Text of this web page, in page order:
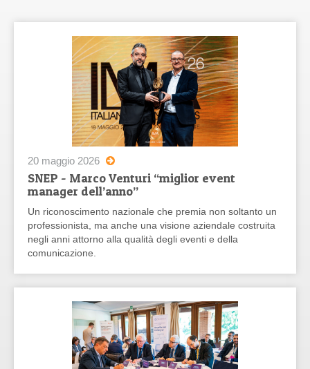
20 maggio 2026
SNEP - Marco Venturi “miglior event
manager dell’anno”
Un riconoscimento nazionale che premia non soltanto un
professionista, ma anche una visione aziendale costruita
negli anni attorno alla qualità degli eventi e della
comunicazione.